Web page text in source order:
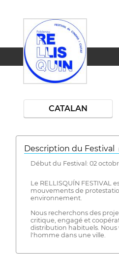
CATALAN
Description du Festival
Début du Festival: 02
Le RELLISQUÍN
mouvements de
environnement.
Nous recherchons des
critique, engagé et
distribution habituels. Nous
l'homme dans une ville.